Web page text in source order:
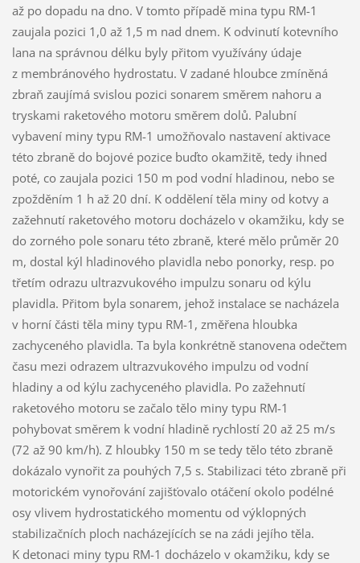
až po dopadu na dno. V tomto případě mina typu RM-1
zaujala pozici 1,0 až 1,5 m nad dnem. K odvinutí kotevního
lana na správnou délku byly přitom využívány údaje
z membránového hydrostatu. V zadané hloubce zmíněná
zbraň zaujímá svislou pozici sonarem směrem nahoru a
tryskami raketového motoru směrem dolů. Palubní
vybavení miny typu RM-1 umožňovalo nastavení aktivace
této zbraně do bojové pozice buďto okamžitě, tedy ihned
poté, co zaujala pozici 150 m pod vodní hladinou, nebo se
zpožděním 1 h až 20 dní. K oddělení těla miny od kotvy a
zažehnutí raketového motoru docházelo v okamžiku, kdy se
do zorného pole sonaru této zbraně, které mělo průměr 20
m, dostal kýl hladinového plavidla nebo ponorky, resp. po
třetím odrazu ultrazvukového impulzu sonaru od kýlu
plavidla. Přitom byla sonarem, jehož instalace se nacházela
v horní části těla miny typu RM-1, změřena hloubka
zachyceného plavidla. Ta byla konkrétně stanovena odečtem
času mezi odrazem ultrazvukového impulzu od vodní
hladiny a od kýlu zachyceného plavidla. Po zažehnutí
raketového motoru se začalo tělo miny typu RM-1
pohybovat směrem k vodní hladině rychlostí 20 až 25 m/s
(72 až 90 km/h). Z hloubky 150 m se tedy tělo této zbraně
dokázalo vynořit za pouhých 7,5 s. Stabilizaci této zbraně při
motorickém vynořování zajišťovalo otáčení okolo podélné
osy vlivem hydrostatického momentu od výklopných
stabilizačních ploch nacházejících se na zádi jejího těla.
K detonaci miny typu RM-1 docházelo v okamžiku, kdy se